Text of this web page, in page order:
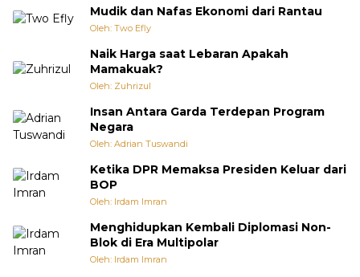
Mudik dan Nafas Ekonomi dari Rantau
Oleh: Two Efly
Naik Harga saat Lebaran Apakah
Mamakuak?
Oleh: Zuhrizul
Insan Antara Garda Terdepan Program
Negara
Oleh: Adrian Tuswandi
Ketika DPR Memaksa Presiden Keluar dari
BOP
Oleh: Irdam Imran
Menghidupkan Kembali Diplomasi Non-
Blok di Era Multipolar
Oleh: Irdam Imran